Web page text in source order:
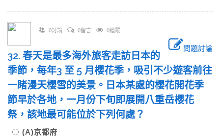
0討論 0留言 0追蹤
問題討論
32. 春天是最多海外旅客走訪日本的
季節，每年3 至 5 月櫻花季，吸引不少遊客前往
一睹漫天櫻雪的美景。日本某處的櫻花開花季
節早於各地，一月份下旬即展開八重岳櫻花
祭，該地最可能位於下列何處？
(A)京都府